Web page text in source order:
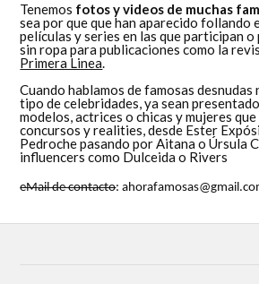
Tenemos fotos y videos de muchas
sea por que que han aparecido follando
películas y series en las que participan o
sin ropa para publicaciones como la
Primera Linea.
Cuando hablamos de famosas
tipo de celebridades, ya sean
modelos, actrices o chicas y mujeres
concursos y realities, desde Ester
Pedroche pasando por Aitana o Úrsula
influencers como Dulceida o Rivers
eMail de contacto: